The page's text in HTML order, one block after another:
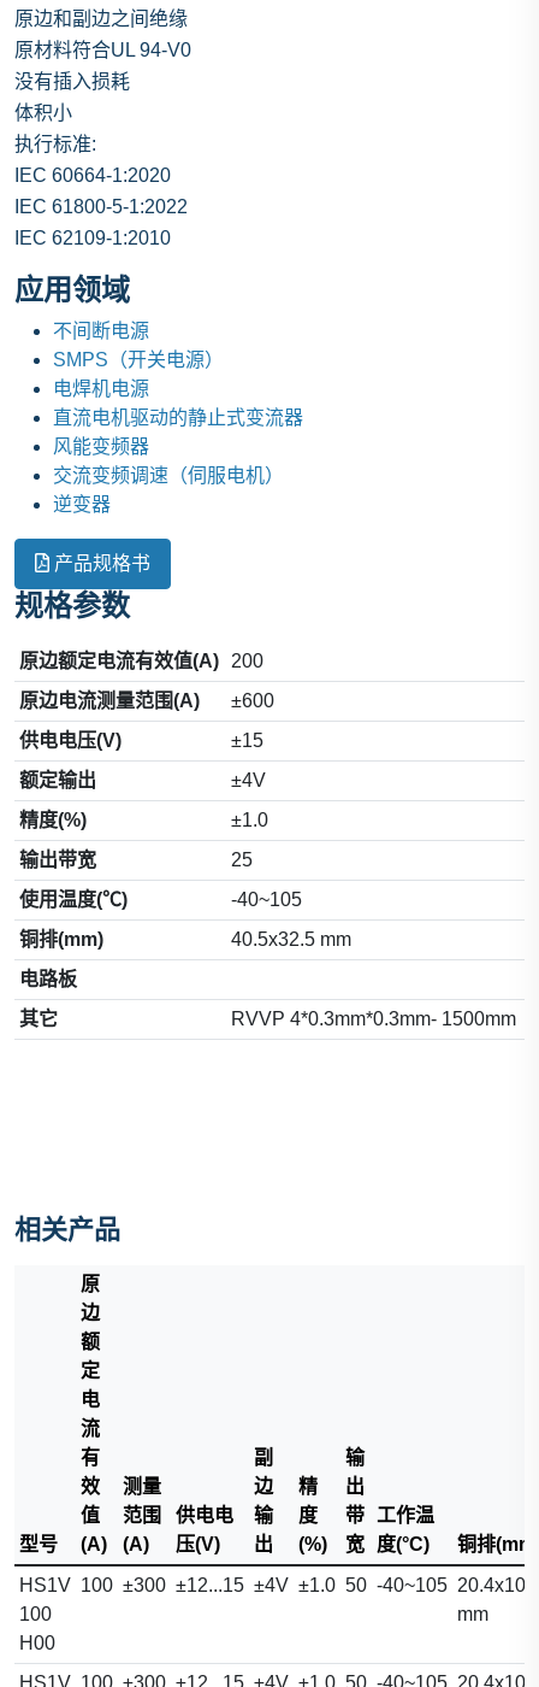
原边和副边之间绝缘
原材料符合UL 94-V0
没有插入损耗
体积小
执行标准:
IEC 60664-1:2020
IEC 61800-5-1:2022
IEC 62109-1:2010
应用领域
不间断电源
SMPS（开关电源）
电焊机电源
直流电机驱动的静止式变流器
风能变频器
交流变频调速（伺服电机）
逆变器
产品规格书
规格参数
原边额定电流有效值(A)
200
原边电流测量范围(A)
±600
供电电压(V)
±15
额定输出
±4V
精度(%)
±1.0
输出带宽
25
使用温度(℃)
-40~105
铜排(mm)
40.5x32.5 mm
电路板
其它
RVVP 4*0.3mm*0.3mm- 1500mm
相关产品
型号
原
边
额
定
电
流
有
效
值
(A)
测量
范围
(A)
供电电
压(V)
副
边
输
出
精
度
(%)
输
出
带
宽
工作温
度(°C)
铜排
HS1V
100
H00
100 ±300 ±12...15 ±4V ±1.0 50 -40~105
mm